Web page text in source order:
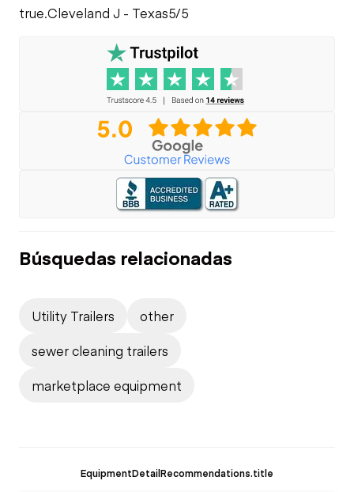
true.Cleveland J - Texas5/5
Búsquedas relacionadas
Utility Trailers
other
sewer cleaning trailers
marketplace equipment
EquipmentDetailRecommendations.title